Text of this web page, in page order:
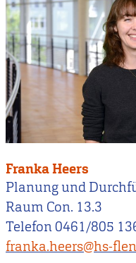
Franka Heers
Planung und
Raum Con. 13.3
Telefon 0461/805
franka.heers@hs-